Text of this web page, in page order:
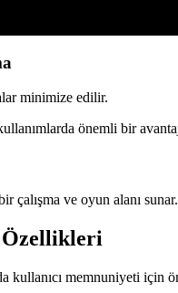
minimize edilir.
önemli bir
çalışma ve oyun alanı
memnuniyeti için